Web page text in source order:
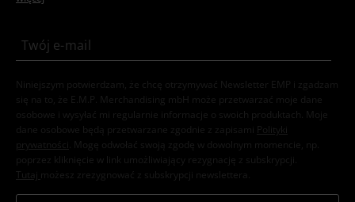
Niniejszym potwierdzam, że chcę otrzymywać Newsletter EMP i zgadzam
się na to, że E.M.P. Merchandising mbH może przetwarzać moje dane
osobowe i wysyłać mi regularnie informacje o swoich produktach. Moje
dane osobowe będą przetwarzane zgodnie z zapisami
Polityki
prywatności . Mogę odwołać swoją zgodę w dowolnym momencie, np.
poprzez kliknięcie w link umożliwiający rezygnację z subskrypcji.
Tutaj możesz zrezygnować z subskrypcji newslettera.